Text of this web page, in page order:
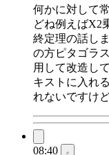
何かに対して
どね例えばX2
終定理の話し
の方ピタゴラ
用して改造し
キストに入れ
れないですけ
08:40